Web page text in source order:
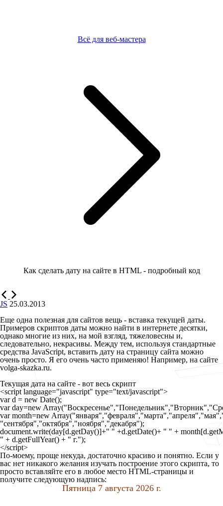
Всё для веб-мастера
Как сделать дату на сайте в HTML - подробный код
JS 25.03.2013
Еще одна полезная для сайтов вещь - вставка текущей даты.
Примеров скриптов даты можно найти в интернете десятки,
однако многие из них, на мой взгляд, тяжеловесны и,
следовательно, некрасивы. Между тем, используя стандартные
средства JavaScript, вставить дату на страницу сайта можно
очень просто. Я его очень часто применяю! Например, на сайте
volga-skazka.ru.
Текущая дата на сайте - вот весь скрипт
<script language="javascript" type="text/javascript">
var d = new Date();
var day=new
var month=new
"сентября","октября","ноября","декабря");
document.write(day[d.getDay()]+" " +d.getDate()+ " " +
" + d.getFullYear() + " г.");
</script>
По-моему, проще некуда, достаточно красиво и понятно. Если у
вас нет никакого желания изучать построение этого скрипта, то
просто вставляйте его в любое место HTML-страницы и
получите следующую надпись:
Пятница 7 августа 2026 г.